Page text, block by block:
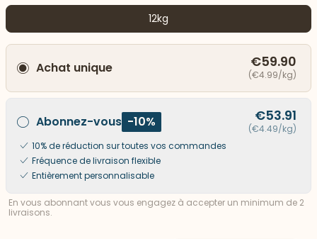
vers le bas
12kg
Achat unique €59.90
(€4.99/kg)
Abonnez-vous -10% €53.91
(€4.49/kg)
10% de réduction sur toutes vos commandes
Fréquence de livraison flexible
Entièrement personnalisable
En vous abonnant vous vous engagez à accepter un minimum de 2
livraisons.